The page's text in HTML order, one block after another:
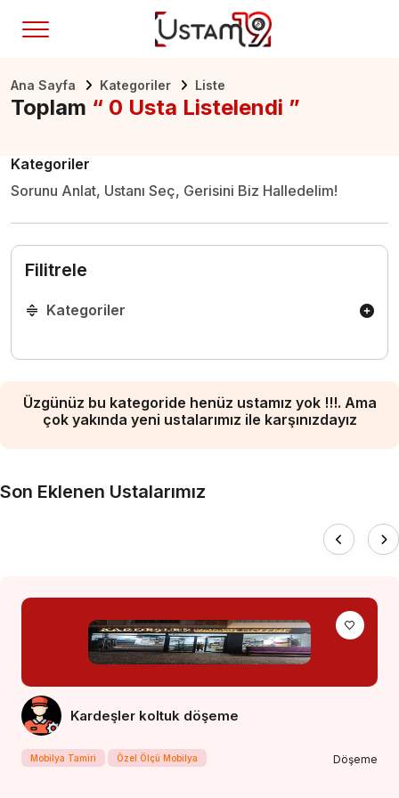
Ana Sayfa Kategoriler Liste
Toplam “ 0 Usta Listelendi ”
Kategoriler
Sorunu Anlat, Ustanı Seç, Gerisini Biz Halledelim!
Filitrele
Kategoriler
Üzgünüz bu kategoride henüz ustamız yok !!!. Ama
çok yakında yeni ustalarımız ile karşınızdayız
Son Eklenen Ustalarımız
Kardeşler koltuk döşeme
Mobilya Tamiri Özel Ölçü Mobilya Döşeme